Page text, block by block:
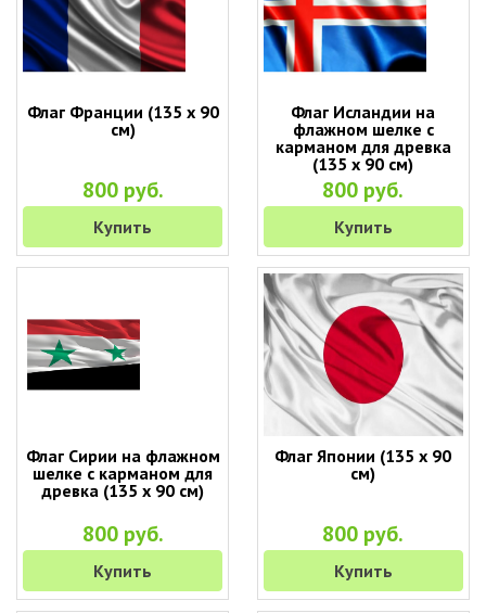
Флаг Франции (135 х 90
см)
800 руб.
Купить
Флаг Исландии на
флажном шелке с
карманом для древка
(135 х 90 см)
800 руб.
Купить
Флаг Сирии на флажном
шелке с карманом для
древка (135 х 90 см)
800 руб.
Купить
Флаг Японии (135 х 90
см)
800 руб.
Купить